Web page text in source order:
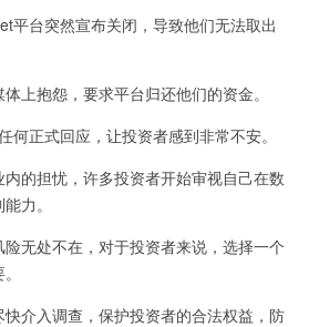
台突然宣布关闭，导致他们无法取出
抱怨，要求平台归还他们的资金。
正式回应，让投资者感到非常不安。
的担忧，许多投资者开始审视自己在数
力。
无处不在，对于投资者来说，选择一个
介入调查，保护投资者的合法权益，防